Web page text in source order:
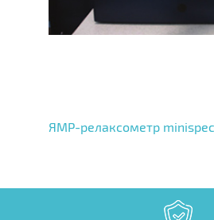
ЯМР-релаксометр minispec